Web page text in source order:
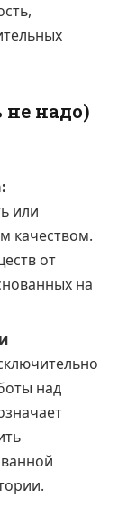
не надо)
или
качеством.
от
на
над